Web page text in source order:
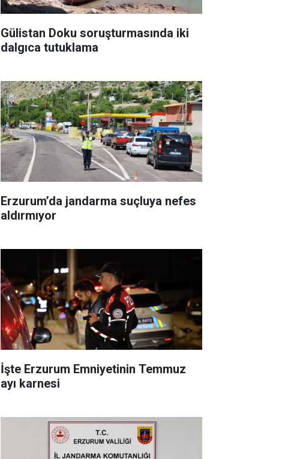
Gülistan Doku soruşturmasında iki
dalgıca tutuklama
Erzurum’da jandarma suçluya nefes
aldırmıyor
İşte Erzurum Emniyetinin Temmuz
ayı karnesi